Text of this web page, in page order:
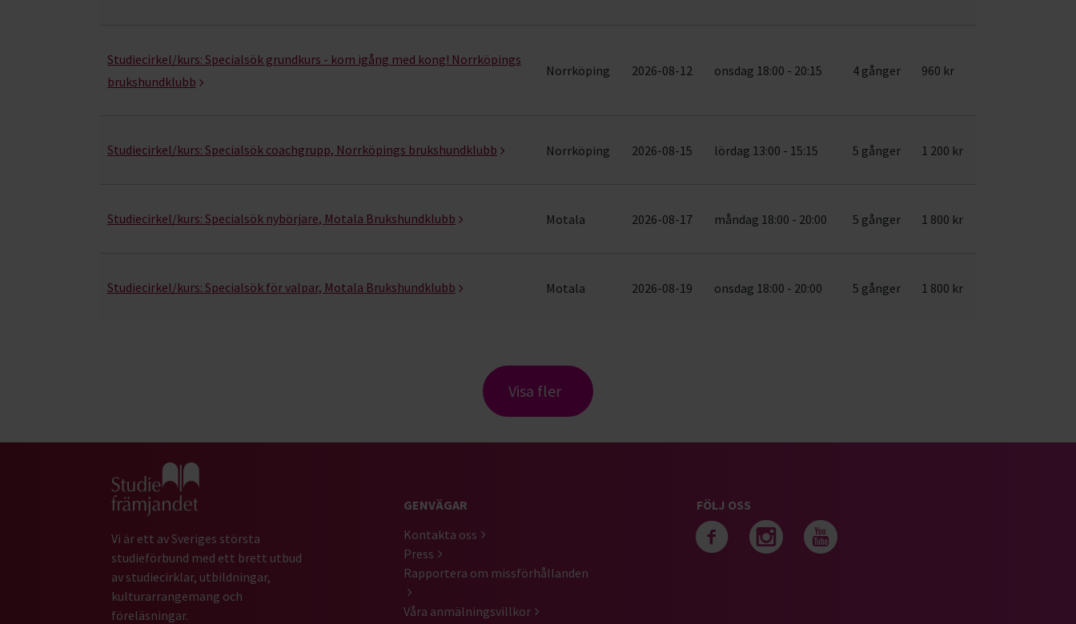
Studiecirkel/kurs: Specialsök grundkurs - kom igång med kong! Norrköpings
brukshundklubb
Norrköping 2026-08-12 onsdag 18:00 - 20:15 4 gånger 960 kr
Studiecirkel/kurs: Specialsök coachgrupp, Norrköpings brukshundklubb Norrköping 2026-08-15 lördag 13:00 - 15:15 5 gånger 1 200 kr
Studiecirkel/kurs: Specialsök nybörjare, Motala Brukshundklubb Motala 2026-08-17 måndag 18:00 - 20:00 5 gånger 1 800 kr
Studiecirkel/kurs: Specialsök för valpar, Motala Brukshundklubb Motala 2026-08-19 onsdag 18:00 - 20:00 5 gånger 1 800 kr
Visa fler
Gå till studiefrämjandets startsida
Vi är ett av Sveriges största
studieförbund med ett brett utbud
av studiecirklar, utbildningar,
kulturarrangemang och
föreläsningar.
GENVÄGAR
Kontakta oss
Press
Rapportera om missförhållanden
Våra anmälningsvillkor
FÖLJ OSS
Följ oss på facebook
Följ oss på instagram
Följ oss på youtube